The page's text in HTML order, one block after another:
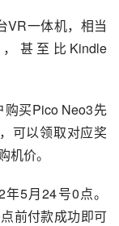
VR一体机，相当
甚至比Kindle
购买Pico Neo3先
可以领取对应奖
价。
5月24号0点。
前付款成功即可